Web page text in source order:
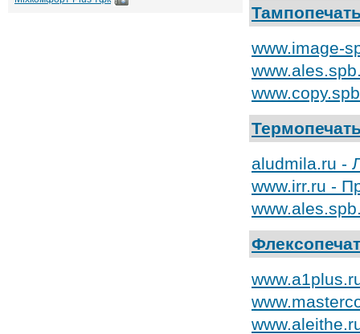
www.image-
aludmila.ru -
www.irr.ru -